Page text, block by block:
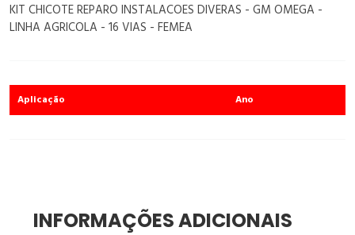
KIT CHICOTE REPARO INSTALACOES DIVERAS - GM OMEGA -
LINHA AGRICOLA - 16 VIAS - FEMEA
Aplicação Ano
INFORMAÇÕES ADICIONAIS